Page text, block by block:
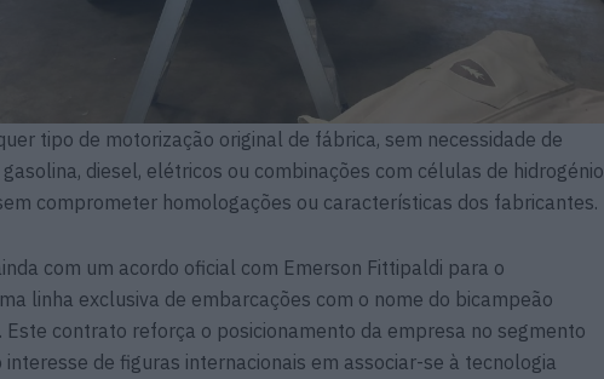
tipo de motorização original de fábrica, sem necessidade de
diesel, elétricos ou combinações com células de hidrogénio
comprometer homologações ou características dos fabricantes.
com um acordo oficial com Emerson Fittipaldi para o
linha exclusiva de embarcações com o nome do bicampeão
Este contrato reforça o posicionamento da empresa no segmento
interesse de figuras internacionais em associar-se à tecnologia